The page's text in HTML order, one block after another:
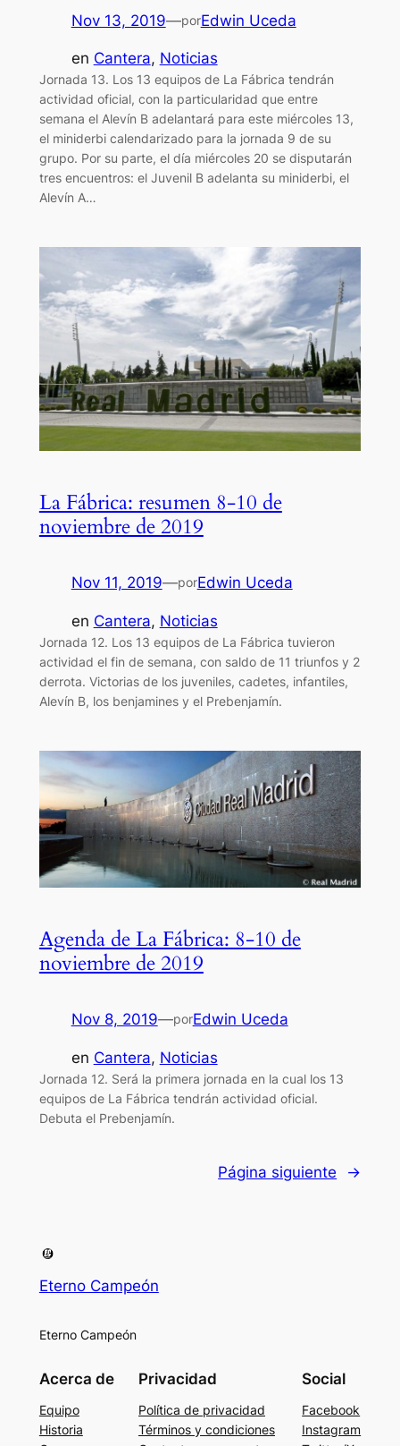
Nov 13, 2019—porEdwin Uceda
en Cantera, Noticias
Jornada 13. Los 13 equipos de La Fábrica tendrán
actividad oficial, con la particularidad que entre
semana el Alevín B adelantará para este miércoles 13,
el miniderbi calendarizado para la jornada 9 de su
grupo. Por su parte, el día miércoles 20 se disputarán
tres encuentros: el Juvenil B adelanta su miniderbi, el
Alevín A…
La Fábrica: resumen 8-10 de
noviembre de 2019
Nov 11, 2019—porEdwin Uceda
en Cantera, Noticias
Jornada 12. Los 13 equipos de La Fábrica tuvieron
actividad el fin de semana, con saldo de 11 triunfos y 2
derrota. Victorias de los juveniles, cadetes, infantiles,
Alevín B, los benjamines y el Prebenjamín.
Agenda de La Fábrica: 8-10 de
noviembre de 2019
Nov 8, 2019—porEdwin Uceda
en Cantera, Noticias
Jornada 12. Será la primera jornada en la cual los 13
equipos de La Fábrica tendrán actividad oficial.
Debuta el Prebenjamín.
Página siguiente →
Eterno Campeón
Eterno Campeón
Acerca de
Equipo
Historia
Privacidad
Política de privacidad
Términos y condiciones
Social
Facebook
Instagram